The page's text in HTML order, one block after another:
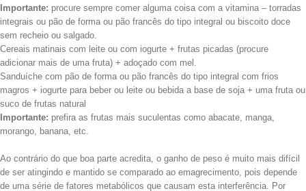
Importante: procure sempre comer alguma coisa com a vitamina – torradas
integrais ou pão de forma ou pão francês do tipo integral ou biscoito doce
sem recheio ou salgado.
Cereais matinais com leite ou com iogurte + frutas picadas (procure
adicionar mais de uma fruta) + adoçado com mel.
Sanduíche com pão de forma ou pão francês do tipo integral com frios
magros + iogurte para beber ou leite ou bebida a base de soja + uma fruta ou
suco de frutas natural
Importante: prefira as frutas mais suculentas como abacate, manga,
morango, banana, etc.
Ao contrário do que boa parte acredita, o ganho de peso é muito mais difícil
de ser atingindo e mantido se comparado ao emagrecimento, pois depende
de uma série de fatores metabólicos que causam esta interferência. Por